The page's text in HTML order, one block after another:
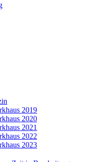
2019
2020
2021
2022
2023